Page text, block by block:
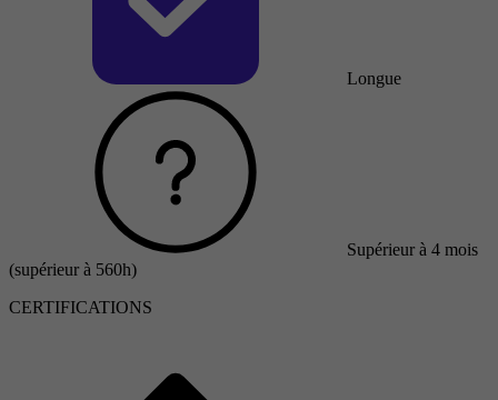
Longue
Supérieur à 4 mois
(supérieur à 560h)
CERTIFICATIONS